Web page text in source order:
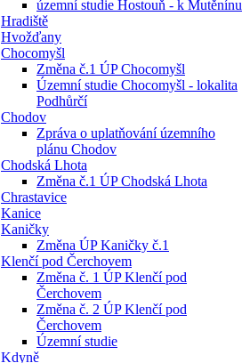
územní studie Hostouň - k Mutěnínu
Hradiště
Hvožďany
Chocomyšl
Změna č.1 ÚP Chocomyšl
Územní studie Chocomyšl - lokalita
Podhůrčí
Chodov
Zpráva o uplatňování územního
plánu Chodov
Chodská Lhota
Změna č.1 ÚP Chodská Lhota
Chrastavice
Kanice
Kaničky
Změna ÚP Kaničky č.1
Klenčí pod Čerchovem
Změna č. 1 ÚP Klenčí pod
Čerchovem
Změna č. 2 ÚP Klenčí pod
Čerchovem
Územní studie
Kdyně